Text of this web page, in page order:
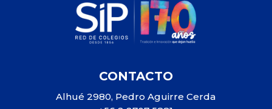
CONTACTO
Alhué 2980, Pedro Aguirre Cerda